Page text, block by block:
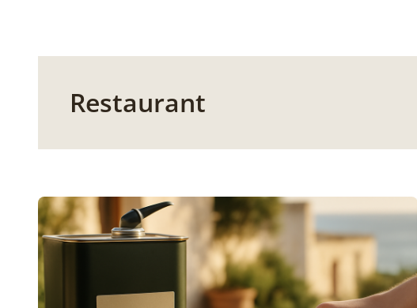
Restaurant